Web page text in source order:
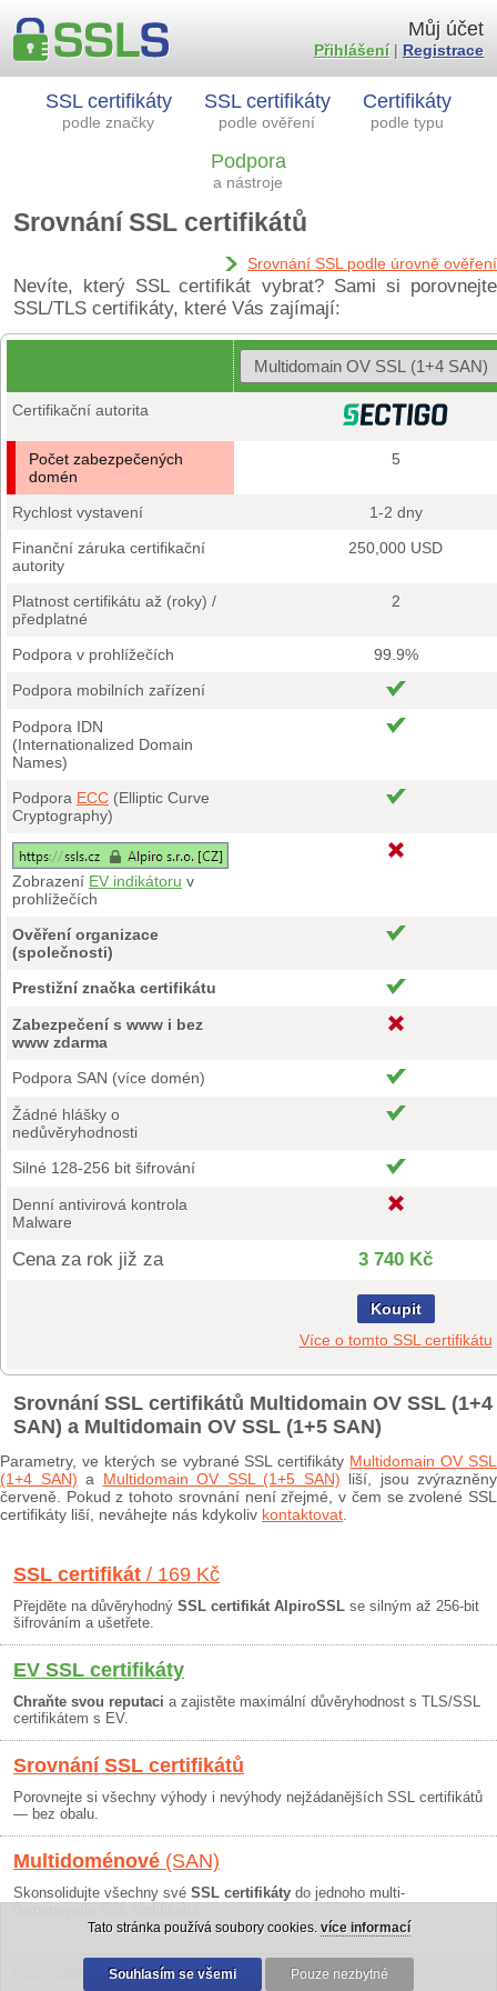
SSL certifikáty
podle značky
SSL certifikáty
podle ověření
Certifikáty
podle typu
Podpora
a nástroje
Můj účet
Přihlášení| Registrace
Srovnání SSL certifikátů
Srovnání SSL podle úrovně ověření
Nevíte, který SSL certifikát vybrat? Sami si porovnejte
SSL/TLS certifikáty, které Vás zajímají:
Certifikační autorita
Počet zabezpečených
domén
5
Rychlost vystavení
1-2 dny
Finanční záruka certifikační
autority
250,000 USD
Platnost certifikátu až (roky) /
předplatné
2
Podpora v prohlížečích
99.9%
Podpora mobilních zařízení
Podpora IDN
(Internationalized Domain
Names)
Podpora ECC (Elliptic Curve
Cryptography)
Zobrazení EV indikátoru v
prohlížečích
Ověření organizace
(společnosti)
Prestižní značka certifikátu
Zabezpečení s www i bez
www zdarma
Podpora SAN (více domén)
Žádné hlášky o
nedůvěryhodnosti
Silné 128-256 bit šifrování
Denní antivirová kontrola
Malware
Cena za rok již za 3 740 Kč
Koupit
Více o tomto SSL certifikátu
Srovnání SSL certifikátů Multidomain OV SSL (1+4
SAN) a Multidomain OV SSL (1+5 SAN)
Parametry, ve kterých se vybrané SSL certifikáty Multidomain OV SSL
(1+4 SAN) a Multidomain OV SSL (1+5 SAN) liší, jsou zvýrazněny
červeně. Pokud z tohoto srovnání není zřejmé, v čem se zvolené SSL
certifikáty liší, neváhejte nás kdykoliv kontaktovat
SSL certifikát / 169 Kč
Přejděte na důvěryhodný SSL certifikát AlpiroSSL se silným až 256-bit
šifrováním a ušetřete.
EV SSL certifikáty
Chraňte svou reputaci a zajistěte maximální důvěryhodnost s TLS/SSL
certifikátem s EV.
Srovnání SSL certifikátů
Porovnejte si všechny výhody i nevýhody nejžádanějších SSL certifikátů
— bez obalu.
Multidoménové (SAN)
Skonsolidujte všechny své SSL certifikáty do jednoho multi-
Obchodní podmínky|30 dní záruka
Tato stránka používá soubory cookies. více informací
Souhlasím se všemi Pouze nezbytné